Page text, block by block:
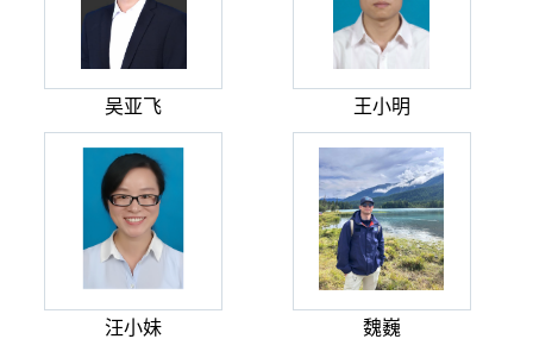
吴亚飞 王小明
汪小妹 魏巍